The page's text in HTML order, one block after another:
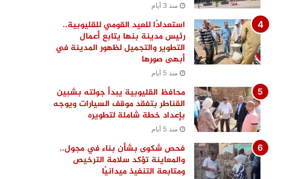
منذ 3 أيام
استعدادًا للعيد القومي للقليوبية..
رئيس مدينة بنها يتابع أعمال
التطوير والتجميل لظهور المدينة في
أبهى صورها
منذ 5 أيام
محافظ القليوبية يبدأ جولته بشبين
القناطر بتفقد موقف السيارات ويوجه
بإعداد خطة شاملة لتطويره
منذ 5 أيام
فحص شكوى بشأن بناء في مجول..
والمعاينة تؤكد سلامة الترخيص
ومتابعة التنفيذ ميدانيًا